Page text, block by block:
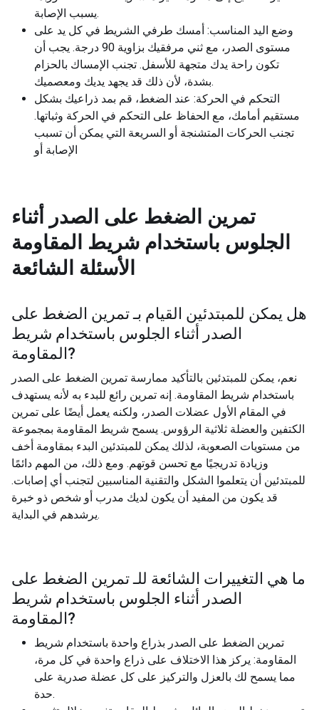
يسبب الإصابة.
وضع اليد المناسب: أمسك طرفي الشريط في كل يد على
مستوى الصدر، مع ثني مرفقيك بزاوية 90 درجة. يجب أن
تكون راحة يدك متجهة للأسفل. تجنب الإمساك بالحزام
بشدة، لأن ذلك قد يجهد يديك ومعصميك.
التحكم في الحركة: عند الضغط، قم بمد ذراعيك بشكل
مستقيم أمامك، مع الحفاظ على التحكم في الحركة وثباتها.
تجنب الحركات المتشنجة أو السريعة التي يمكن أن تسبب
الإصابة أو
تمرين الضغط على الصدر أثناء
الجلوس باستخدام شريط المقاومة
الأسئلة الشائعة
هل يمكن للمبتدئين القيام بـ تمرين الضغط على
الصدر أثناء الجلوس باستخدام شريط
المقاومة?
نعم، يمكن للمبتدئين بالتأكيد ممارسة تمرين الضغط على الصدر
باستخدام شريط المقاومة. إنه تمرين رائع للبدء به لأنه يستهدف
في المقام الأول عضلات الصدر، ولكنه يعمل أيضًا على تمرين
الكتفين والعضلة ثلاثية الرؤوس. يسمح شريط المقاومة بمجموعة
من مستويات الصعوبة، لذلك يمكن للمبتدئين البدء بمقاومة أخف
وزيادة تدريجيًا مع تحسن قوتهم. ومع ذلك، من المهم دائمًا
للمبتدئين أن يتعلموا الشكل والتقنية المناسبين لتجنب أي إصابات.
قد يكون من المفيد أن يكون لديك مدرب أو شخص ذو خبرة
يرشدهم في البداية.
ما هي التغييرات الشائعة للـ تمرين الضغط على
الصدر أثناء الجلوس باستخدام شريط
المقاومة?
تمرين الضغط على الصدر بذراع واحدة باستخدام شريط
المقاومة: يركز هذا الاختلاف على ذراع واحدة في كل مرة،
مما يسمح لك بالعزل والتركيز على كل عضلة صدرية على
حدة.